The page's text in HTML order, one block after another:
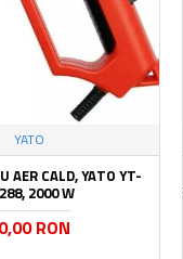
YATO
AER CALD, YATO YT-
2000 W
RON